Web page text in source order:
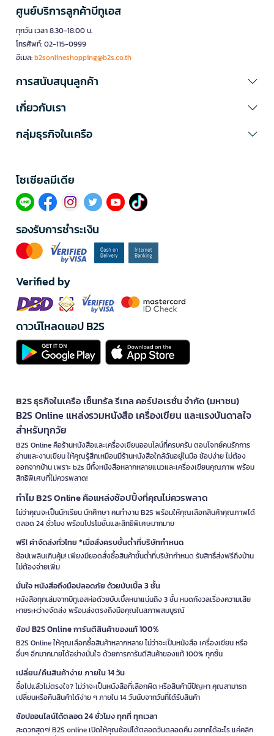
ศูนย์บริการลูกค้าบีทูเอส
ทุกวัน เวลา 8.30-18.00 น.
โทรศัพท์: 02-115-0999
อีเมล:b2sonlineshopping@b2s.co.th
การสนับสนุนลูกค้า
เกี่ยวกับเรา
กลุ่มธุรกิจในเครือ
โซเซียลมีเดีย​
รองรับการชำระเงิน
Verified by
ดาวน์โหลดแอป B2S
B2S ธุรกิจในเครือ เซ็นทรัล รีเทล คอร์ปอเรชั่น จำกัด (มหาชน)
B2S Online แหล่งรวมหนังสือ เครื่องเขียน และแรงบันดาลใจ
สำหรับทุกวัย
B2S Online คือร้านหนังสือและเครื่องเขียนออนไลน์ที่ครบครัน ตอบโจทย์คนรักการ
อ่านและงานเขียน ให้คุณรู้สึกเหมือนมีร้านหนังสือใกล้ฉันอยู่ในมือ ช้อปง่าย ไม่ต้อง
ออกจากบ้าน เพราะ b2s มีทั้งหนังสือหลากหลายแนวและเครื่องเขียนคุณภาพ พร้อม
สิทธิพิเศษที่ไม่ควรพลาด!
ทำไม B2S Online คือแหล่งช้อปปิ้งที่คุณไม่ควรพลาด
ไม่ว่าคุณจะเป็นนักเรียน นักศึกษา คนทำงาน B2S พร้อมให้คุณเลือกสินค้าคุณภาพได้
ตลอด 24 ชั่วโมง พร้อมโปรโมชั่นและสิทธิพิเศษมากมาย
ฟรี! ค่าจัดส่งทั่วไทย *เมื่อสั่งครบขั้นต่ำที่บริษัทกำหนด
ช้อปเพลินเกินคุ้ม! เพียงมียอดสั่งซื้อสินค้าขั้นต่ำที่บริษัทกำหนด รับสิทธิ์ส่งฟรีถึงบ้าน
ไม่ต้องจ่ายเพิ่ม
มั่นใจ หนังสือถึงมือปลอดภัย ด้วยบับเบิ้ล 3 ชั้น
หนังสือทุกเล่มจากบีทูเอสห่อด้วยบับเบิ้ลหนาแน่นถึง 3 ชั้น หมดกังวลเรื่องความเสีย
หายระหว่างจัดส่ง พร้อมส่งตรงถึงมือคุณในสภาพสมบูรณ์
ช้อป B2S Online การันตีสินค้าของแท้ 100%
B2S Online ให้คุณเลือกซื้อสินค้าหลากหลาย ไม่ว่าจะเป็นหนังสือ เครื่องเขียน หรือ
อื่นๆ อีกมากมายได้อย่างมั่นใจ ด้วยการการันตีสินค้าของแท้ 100% ทุกชิ้น
เปลี่ยน/คืนสินค้าง่าย ภายใน 14 วัน
ซื้อไปแล้วไม่ตรงใจ? ไม่ว่าจะเป็นหนังสือที่เลือกผิด หรือสินค้ามีปัญหา คุณสามารถ
เปลี่ยนหรือคืนสินค้าได้ง่าย ๆ ภายใน 14 วันนับจากวันที่ได้รับสินค้า
ช้อปออนไลน์ได้ตลอด 24 ชั่วโมง ทุกที่ ทุกเวลา
สะดวกสุดๆ! B2S online เปิดให้คุณช้อปได้ตลอดวันตลอดคืน อยากได้อะไร แค่คลิก